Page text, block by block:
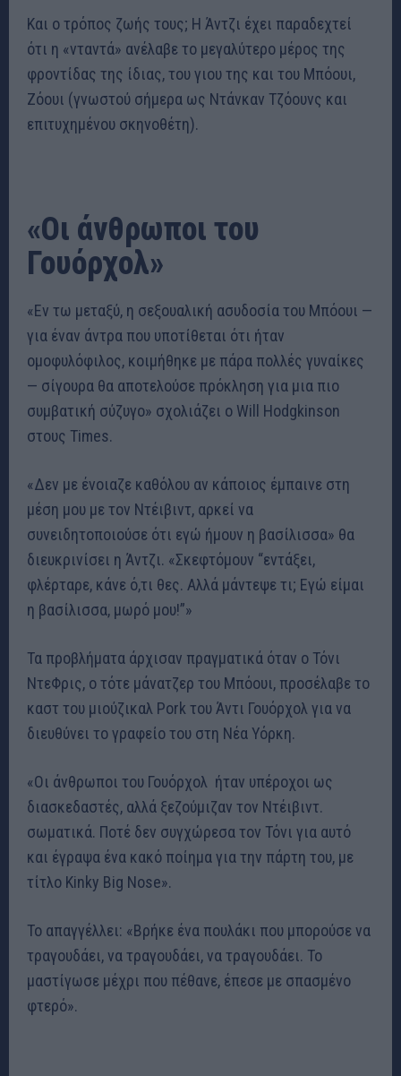
Και ο τρόπος ζωής τους; Η Άντζι έχει παραδεχτεί
ότι η «νταντά» ανέλαβε το μεγαλύτερο μέρος της
φροντίδας της ίδιας, του γιου της και του Μπόουι,
Ζόουι (γνωστού σήμερα ως Ντάνκαν Τζόουνς και
επιτυχημένου σκηνοθέτη).
«Οι άνθρωποι του
Γουόρχολ»
«Εν τω μεταξύ, η σεξουαλική ασυδοσία του Μπόουι —
για έναν άντρα που υποτίθεται ότι ήταν
ομοφυλόφιλος, κοιμήθηκε με πάρα πολλές γυναίκες
— σίγουρα θα αποτελούσε πρόκληση για μια πιο
συμβατική σύζυγο» σχολιάζει ο Will Hodgkinson
στους Times.
«Δεν με ένοιαζε καθόλου αν κάποιος έμπαινε στη
μέση μου με τον Ντέιβιντ, αρκεί να
συνειδητοποιούσε ότι εγώ ήμουν η βασίλισσα» θα
διευκρινίσει η Άντζι. «Σκεφτόμουν “εντάξει,
φλέρταρε, κάνε ό,τι θες. Αλλά μάντεψε τι; Εγώ είμαι
η βασίλισσα, μωρό μου!”»
Τα προβλήματα άρχισαν πραγματικά όταν ο Τόνι
ΝτεΦρις, ο τότε μάνατζερ του Μπόουι, προσέλαβε το
καστ του μιούζικαλ Pork του Άντι Γουόρχολ για να
διευθύνει το γραφείο του στη Νέα Υόρκη.
«Οι άνθρωποι του Γουόρχολ ήταν υπέροχοι ως
διασκεδαστές, αλλά ξεζούμιζαν τον Ντέιβιντ.
σωματικά. Ποτέ δεν συγχώρεσα τον Τόνι για αυτό
και έγραψα ένα κακό ποίημα για την πάρτη του, με
τίτλο Kinky Big Nose».
Το απαγγέλλει: «Βρήκε ένα πουλάκι που μπορούσε να
τραγουδάει, να τραγουδάει, να τραγουδάει. Το
μαστίγωσε μέχρι που πέθανε, έπεσε με σπασμένο
φτερό».